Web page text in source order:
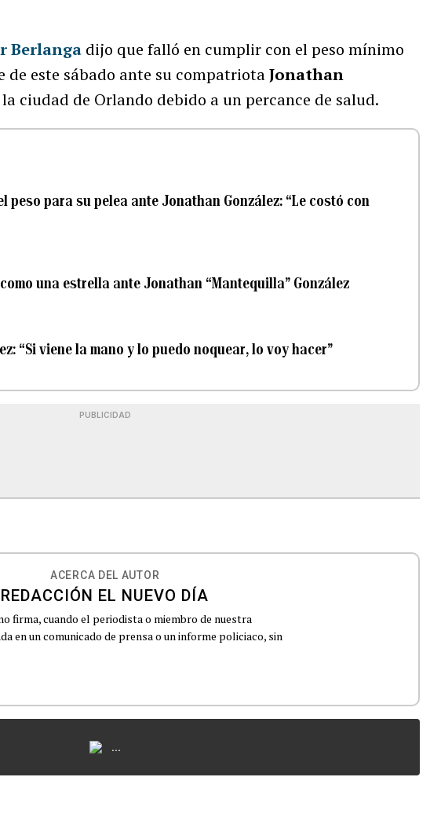
Berlanga dijo que falló en cumplir con el peso mínimo
de este sábado ante su compatriotaJonathan
la ciudad de Orlando debido a un percance de salud.
peso para su pelea ante Jonathan González: “Le costó con
una estrella ante Jonathan “Mantequilla” González
“Si viene la mano y lo puedo noquear, lo voy hacer”
PUBLICIDAD
ACERCA DEL AUTOR
REDACCIÓN EL NUEVO DÍA
firma, cuando el periodista o miembro de nuestra
en un comunicado de prensa o un informe policiaco, sin
...